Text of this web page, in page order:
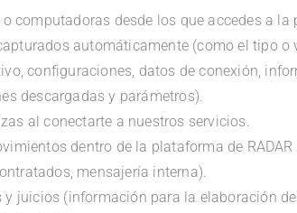
computadoras desde los que accedes a la
automáticamente (como el tipo o
configuraciones, datos de conexión,
descargadas y parámetros).
al conectarte a nuestros servicios.
dentro de la plataforma de RADAR
mensajería interna).
y juicios (información para la elaboración de